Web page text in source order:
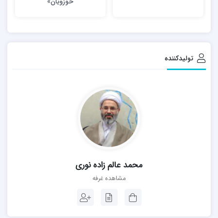
تولیدکننده
محمد عالم زاده نوری
مشاهده غرفه